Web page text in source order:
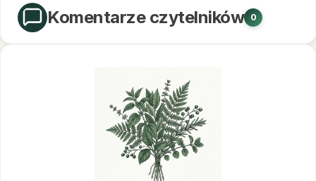
Komentarze czytelników 0